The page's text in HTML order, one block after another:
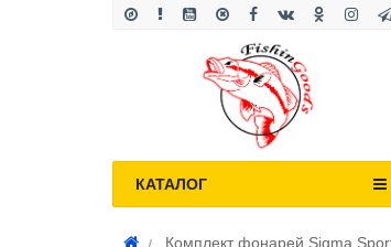
КАТАЛОГ
Комплект фонарей Sigma